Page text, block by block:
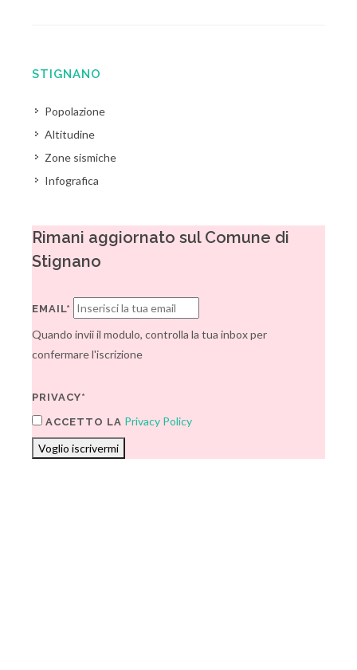
STIGNANO
Popolazione
Altitudine
Zone sismiche
Infografica
Rimani aggiornato sul Comune di
Stignano
EMAIL*
Quando invii il modulo, controlla la tua inbox per
confermare l'iscrizione
PRIVACY*
ACCETTO LA Privacy Policy
Voglio iscrivermi